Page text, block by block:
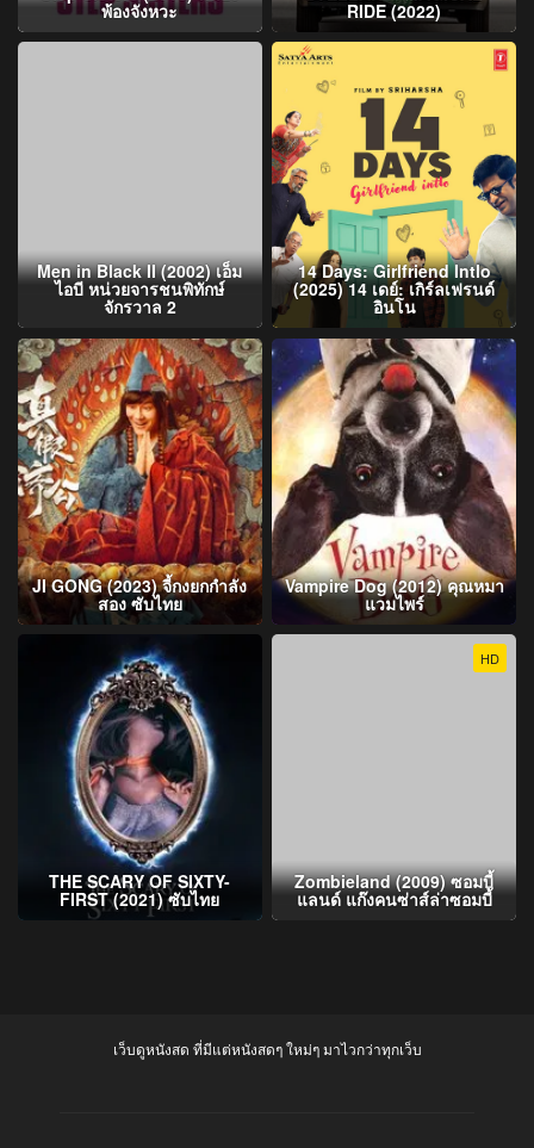
พ้องจังหวะ RIDE (2022)
Men in Black II (2002) เอ็ม
ไอบี หน่วยจารชนพิทักษ์
จักรวาล 2
14 Days: Girlfriend Intlo
(2025) 14 เดย์: เกิร์ลเฟรนด์
อินโน
JI GONG (2023) จี้กงยกกำลัง
สอง ซับไทย
Vampire Dog (2012) คุณหมา
แวมไพร์
THE SCARY OF SIXTY-
FIRST (2021) ซับไทย
HD
Zombieland (2009) ซอมบี้
แลนด์ แก๊งคนซ่าส์ล่าซอมบี้
เว็บดูหนังสด ที่มีแต่หนังสดๆ ใหม่ๆ มาไวกว่าทุกเว็บ